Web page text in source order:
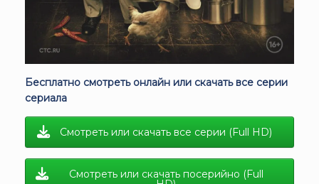
Бесплатно смотреть онлайн или скачать все серии
сериала
Смотреть или скачать все серии (Full HD)
Смотреть или скачать посерийно (Full